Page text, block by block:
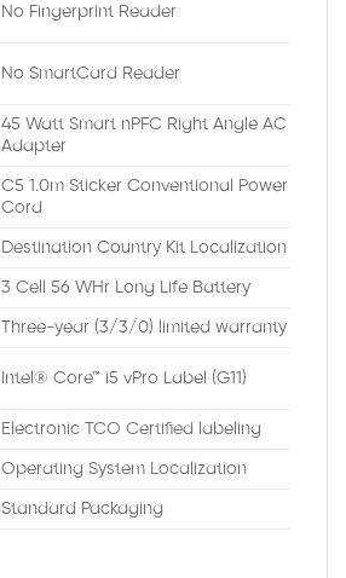
No Fingerprint Reader
No SmartCard Reader
45 Watt Smart nPFC Right Angle AC
Adapter
C5 1.0m Sticker Conventional Power
Cord
Destination Country Kit Localization
3 Cell 56 WHr Long Life Battery
Three-year (3/3/0) limited warranty
Intel® Core™ i5 vPro Label (G11)
Electronic TCO Certified labeling
Operating System Localization
Standard Packaging